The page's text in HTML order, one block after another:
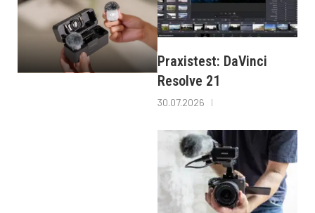
Praxistest: DaVinci
Resolve 21
30.07.2026